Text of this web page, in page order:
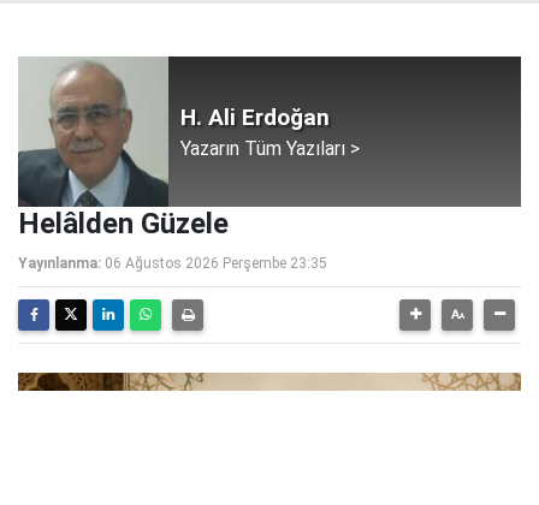
H. Ali Erdoğan
Yazarın Tüm Yazıları >
Helâlden Güzele
Yayınlanma: 06 Ağustos 2026 Perşembe 23:35